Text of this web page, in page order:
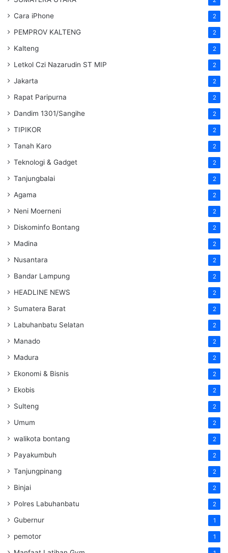
Cara iPhone 2
PEMPROV KALTENG 2
Kalteng 2
Letkol Czi Nazarudin ST MIP 2
Jakarta 2
Rapat Paripurna 2
Dandim 1301/Sangihe 2
TIPIKOR 2
Tanah Karo 2
Teknologi & Gadget 2
Tanjungbalai 2
Agama 2
Neni Moerneni 2
Diskominfo Bontang 2
Madina 2
Nusantara 2
Bandar Lampung 2
HEADLINE NEWS 2
Sumatera Barat 2
Labuhanbatu Selatan 2
Manado 2
Madura 2
Ekonomi & Bisnis 2
Ekobis 2
Sulteng 2
Umum 2
walikota bontang 2
Payakumbuh 2
Tanjungpinang 2
Binjai 2
Polres Labuhanbatu 2
Gubernur 1
pemotor 1